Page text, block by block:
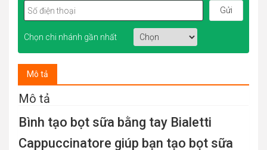
Chọn chi nhánh gần nhất
Mô tả
Mô tả
Bình tạo bọt sữa bằng tay Bialetti
Cappuccinatore giúp bạn tạo bọt sữa